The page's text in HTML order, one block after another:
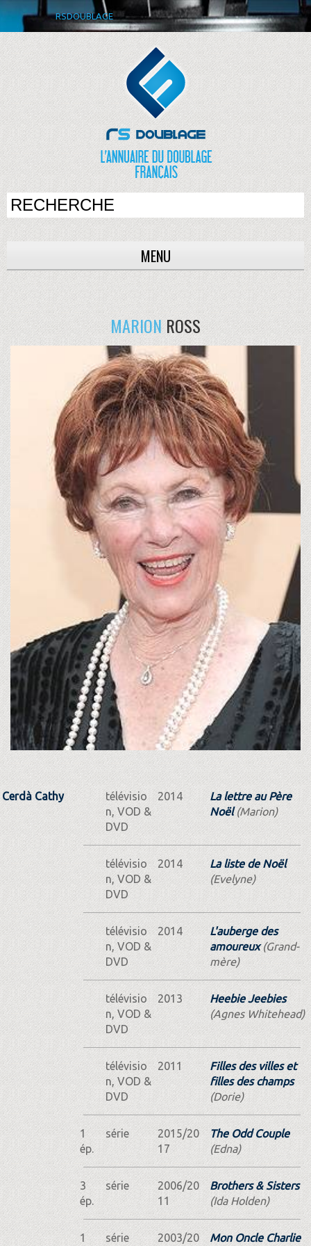
RSDOUBLAGE
MENU
MARIONROSS
Cerdà Cathy
télévisio
n, VOD &
DVD
2014
La lettre au Père
Noël(Marion)
télévisio
n, VOD &
DVD
2014
La liste de Noël
(Evelyne)
télévisio
n, VOD &
DVD
2014
L'auberge des
amoureux(Grand-
mère)
télévisio
n, VOD &
DVD
2013
Heebie Jeebies
(Agnes Whitehead)
télévisio
n, VOD &
DVD
2011
Filles des villes et
filles des champs
(Dorie)
1
ép.
série
2015/20
17
The Odd Couple
(Edna)
3
ép.
série
2006/20
11
Brothers & Sisters
(Ida Holden)
1 série 2003/20 Mon Oncle Charlie